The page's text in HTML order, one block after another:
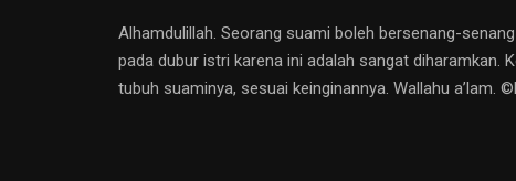
Alhamdulillah. Seorang suami boleh bersenang-
pada dubur istri karena ini adalah sangat diharamkan.
tubuh suaminya, sesuai keinginannya. Wallahu a’lam.